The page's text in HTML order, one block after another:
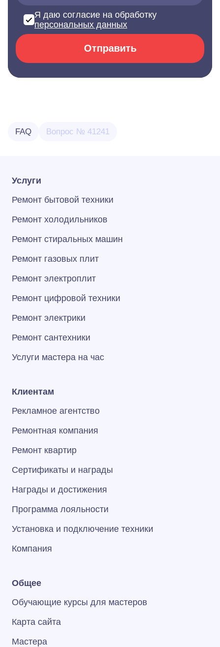
Я даю согласие на обработку
персональных данных
Отправить
FAQ Вопрос № 41241
Услуги
Ремонт бытовой техники
Ремонт холодильников
Ремонт стиральных машин
Ремонт газовых плит
Ремонт электроплит
Ремонт цифровой техники
Ремонт электрики
Ремонт сантехники
Услуги мастера на час
Клиентам
Рекламное агентство
Ремонтная компания
Ремонт квартир
Сертификаты и награды
Награды и достижения
Программа лояльности
Установка и подключение техники
Компания
Общее
Обучающие курсы для мастеров
Карта сайта
Мастера